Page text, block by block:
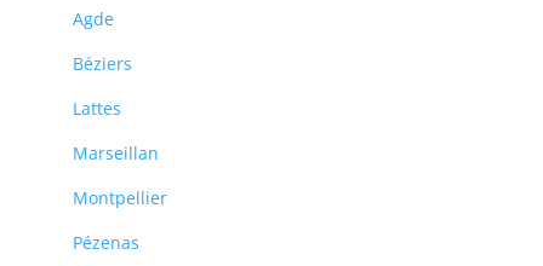
Agde
Béziers
Lattes
Marseillan
Montpellier
Pézenas